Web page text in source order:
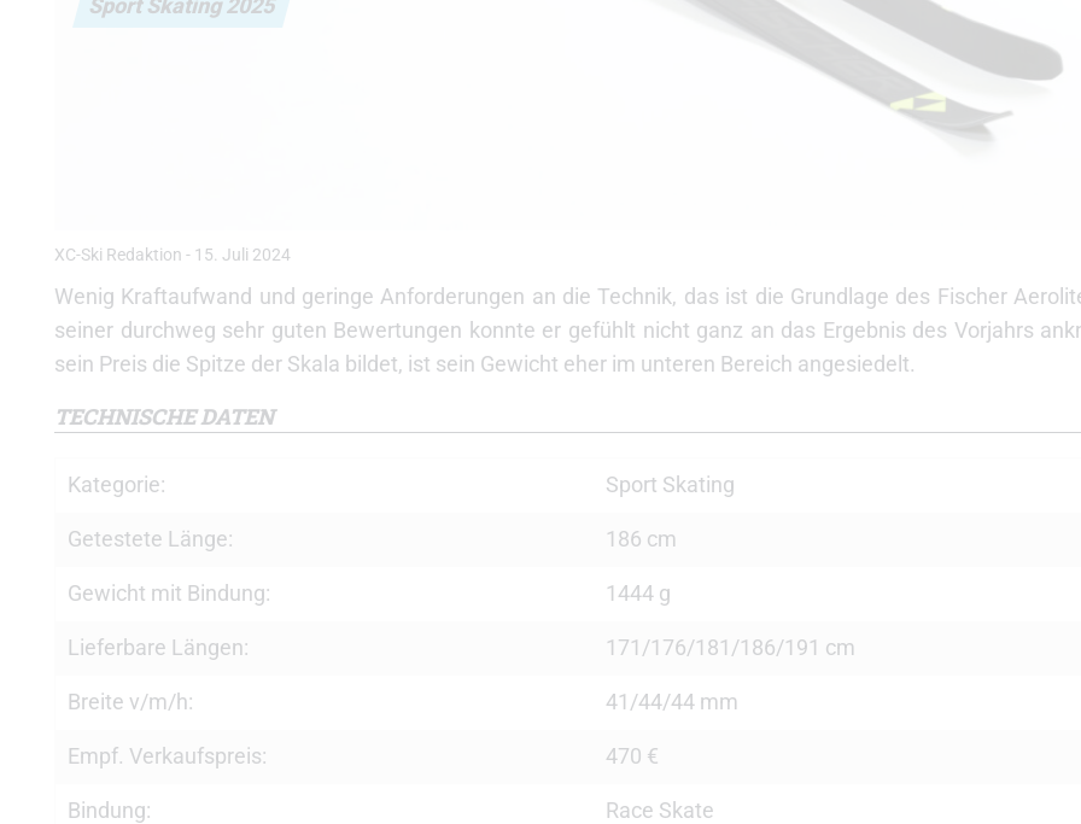
XC-Ski Redaktion - 15. Juli 2024
Wenig Kraftaufwand und geringe Anforderungen an die Technik, das ist die Grundlage des Fischer
seiner durchweg sehr guten Bewertungen konnte er gefühlt nicht ganz an das Ergebnis des Vorjahrs
sein Preis die Spitze der Skala bildet, ist sein Gewicht eher im unteren Bereich angesiedelt.
TECHNISCHE DATEN
Kategorie: Sport Skating
Getestete Länge: 186 cm
Gewicht mit Bindung: 1444 g
Lieferbare Längen: 171/176/181/186/191 cm
Breite v/m/h: 41/44/44 mm
Empf. Verkaufspreis: 470 €
Bindung: Race Skate